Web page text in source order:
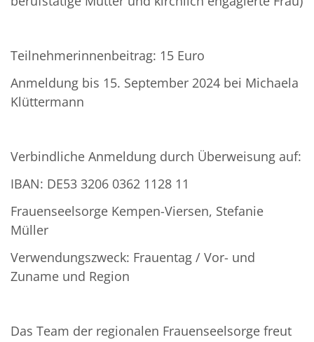
Teilnehmerinnenbeitrag: 15 Euro
Anmeldung bis 15. September 2024 bei Michaela
Klüttermann
Verbindliche Anmeldung durch Überweisung auf:
IBAN: DE53 3206 0362 1128 11
Frauenseelsorge Kempen-Viersen, Stefanie
Müller
Verwendungszweck: Frauentag / Vor- und
Zuname und Region
Das Team der regionalen Frauenseelsorge freut